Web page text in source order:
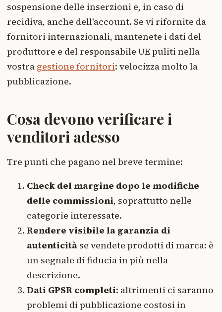
sospensione delle inserzioni e, in caso di
recidiva, anche dell'account. Se vi rifornite da
fornitori internazionali, mantenete i dati del
produttore e del responsabile UE puliti nella
vostra gestione fornitori: velocizza molto la
pubblicazione.
Cosa devono verificare i
venditori adesso
Tre punti che pagano nel breve termine:
Check del margine dopo le modifiche
delle commissioni, soprattutto nelle
categorie interessate.
Rendere visibile la garanzia di
autenticità se vendete prodotti di marca: è
un segnale di fiducia in più nella
descrizione.
Dati GPSR completi: altrimenti ci saranno
problemi di pubblicazione costosi in